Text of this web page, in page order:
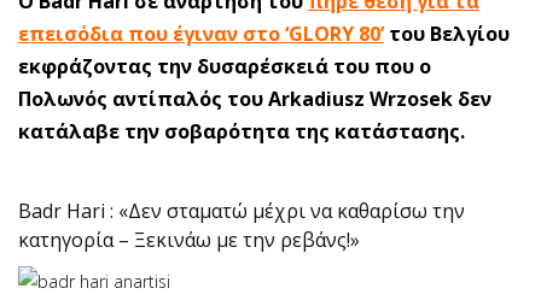
επεισόδια που έγιναν στο ‘GLORY 80’του Βελγίου
εκφράζοντας την δυσαρέσκειά του που ο
Πολωνός αντίπαλός του Arkadiusz Wrzosek δεν
κατάλαβε την σοβαρότητα της κατάστασης.
Badr Hari : «Δεν σταματώ μέχρι να καθαρίσω την
κατηγορία – Ξεκινάω με την ρεβάνς!»